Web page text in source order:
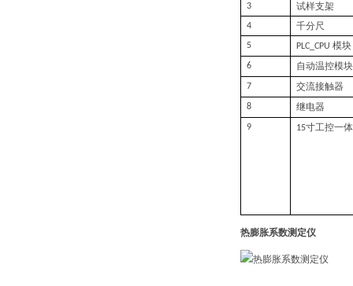
3 试样支架
4 千分尺
5 PLC_CPU 模块
6 自动温控模块
7 交流接触器
8 继电器
9 15寸工控一
热膨胀系数测定仪